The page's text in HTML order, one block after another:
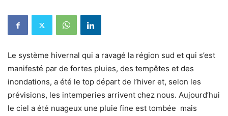
Le système hivernal qui a ravagé la région sud et qui s’est
manifesté par de fortes pluies, des tempêtes et des
inondations, a été le top départ de l’hiver et, selon les
prévisions, les intemperies arrivent chez nous. Aujourd’hui
le ciel a été nuageux une pluie fine est tombée mais